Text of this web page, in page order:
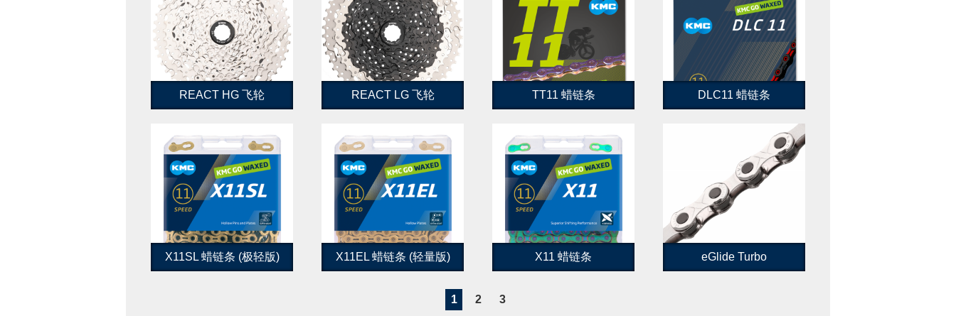
REACT HG 飞轮 REACT LG 飞轮 TT11 蜡链条 DLC11 蜡链条
X11SL 蜡链条 (极轻版) X11EL 蜡链条 (轻量版) X11 蜡链条 eGlide Turbo
1 2 3